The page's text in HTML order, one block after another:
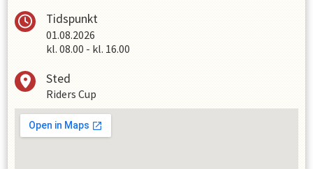
Tidspunkt
01.08.2026
kl. 08.00 - kl. 16.00
Sted
Riders Cup